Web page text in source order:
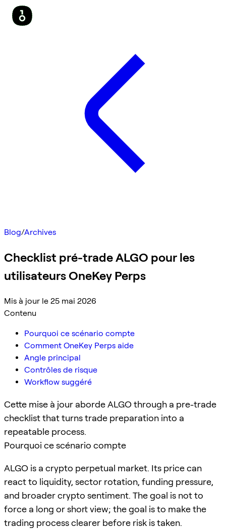
Blog/Archives
Checklist pré-trade ALGO pour les
utilisateurs OneKey Perps
Mis à jour le 25 mai 2026
Contenu
Pourquoi ce scénario compte
Comment OneKey Perps aide
Angle principal
Contrôles de risque
Workflow suggéré
Cette mise à jour aborde ALGO through a pre-trade
checklist that turns trade preparation into a
repeatable process.
Pourquoi ce scénario compte
ALGO is a crypto perpetual market. Its price can
react to liquidity, sector rotation, funding pressure,
and broader crypto sentiment. The goal is not to
force a long or short view; the goal is to make the
trading process clearer before risk is taken.